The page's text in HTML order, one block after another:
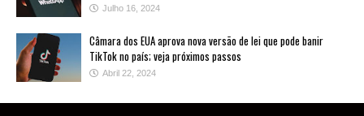
Julho 16, 2024
Câmara dos EUA aprova nova versão de lei que pode banir
TikTok no país; veja próximos passos
Abril 22, 2024